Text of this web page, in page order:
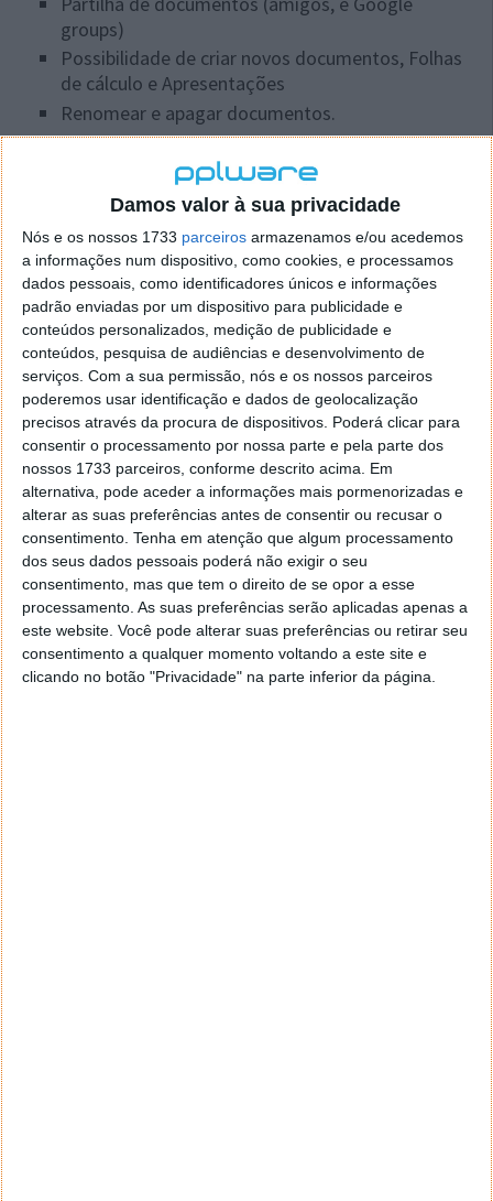
Damos valor à sua privacidade
Nós e os nossos 1733 parceiros armazenamos e/ou acedemos
a informações num dispositivo, como cookies, e processamos
dados pessoais, como identificadores únicos e informações
padrão enviadas por um dispositivo para publicidade e
conteúdos personalizados, medição de publicidade e
conteúdos, pesquisa de audiências e desenvolvimento de
serviços. Com a sua permissão, nós e os nossos parceiros
poderemos usar identificação e dados de geolocalização
precisos através da procura de dispositivos. Poderá clicar para
consentir o processamento por nossa parte e pela parte dos
nossos 1733 parceiros, conforme descrito acima. Em
alternativa, pode aceder a informações mais pormenorizadas e
alterar as suas preferências antes de consentir ou recusar o
consentimento. Tenha em atenção que algum processamento
dos seus dados pessoais poderá não exigir o seu
consentimento, mas que tem o direito de se opor a esse
processamento. As suas preferências serão aplicadas apenas a
este website. Você pode alterar suas preferências ou retirar seu
consentimento a qualquer momento voltando a este site e
clicando no botão "Privacidade" na parte inferior da página.
groups)
Possibilidade de criar novos documentos, Folhas
de cálculo e Apresentações
Renomear e apagar documentos.
Esta era uma aplicação que eu já procurava à muito,
para complementar o serviço da Google.
Pessoalmente ainda considero que serviços online
ainda devem evoluir no sentido da gestão dos
mesmo ser mais facilitada. Um aplicação desktop,
ainda continua a ser uma aplicação desktop (nem que
não seja apenas um frontend).
Artigos relacionados
Cloud Drive – Envie documentos para o Google
Docs
Zoho – O Office Online para o Ubuntu
Integre o Google Docs com o Outlook
Licença: Freeware
Sistemas Operativos: Windows Vista/7
Download:iGoSyncDocs[3,80 MB]